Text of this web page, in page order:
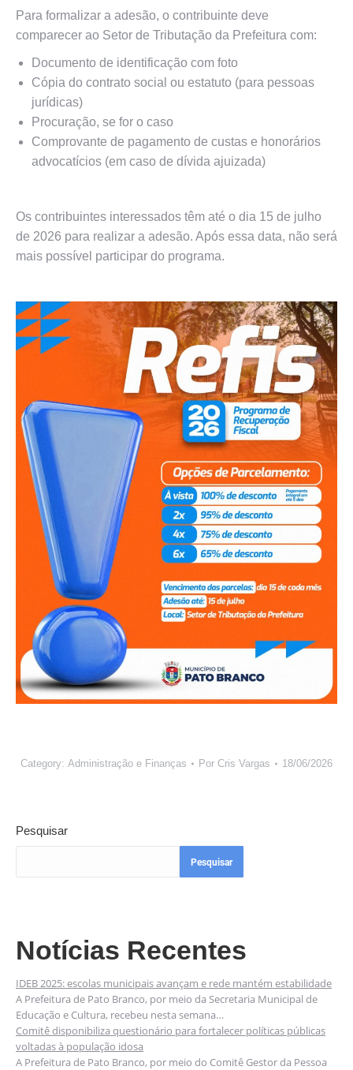
Para formalizar a adesão, o contribuinte deve
comparecer ao Setor de Tributação da Prefeitura com:
Documento de identificação com foto
Cópia do contrato social ou estatuto (para pessoas
jurídicas)
Procuração, se for o caso
Comprovante de pagamento de custas e honorários
advocatícios (em caso de dívida ajuizada)
Os contribuintes interessados têm até o dia 15 de julho
de 2026 para realizar a adesão. Após essa data, não será
mais possível participar do programa.
Category: Administração e Finanças Por Cris Vargas 18/06/2026
Pesquisar
Pesquisar
Notícias Recentes
IDEB 2025: escolas municipais avançam e rede mantém estabilidade
A Prefeitura de Pato Branco, por meio da Secretaria Municipal de
Educação e Cultura, recebeu nesta semana…
Comitê disponibiliza questionário para fortalecer políticas públicas
voltadas à população idosa
A Prefeitura de Pato Branco, por meio do Comitê Gestor da Pessoa